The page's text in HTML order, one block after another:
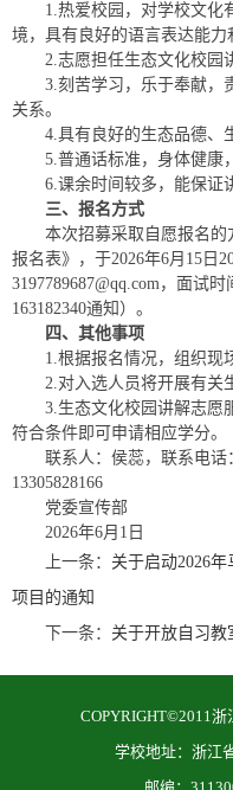
1.热爱校园，对学校文化
境，具有良好的语言表达能力
2.志愿担任生态文化校园
3.刻苦学习，乐于奉献，
关系。
4.具有良好的生态品德、
5.普通话标准，身体健康
6.课余时间较多，能保证
三、报名方式
本次招募采取自愿报名
报名表》，于2026年6月15日
3197789687@qq.com，面试
163182340通知）。
四、其他事项
1.根据报名情况，组织现
2.对入选人员将开展有关
3.生态文化校园讲解志愿
符合条件即可申请相应学分。
联系人：侯蕊，联系电话
13305828166
党委宣传部
2026年6月1日
上一条： 关于启动2026
项目的通知
下一条： 关于开放自习教
COPYRIGHT©2011浙
学校地址：浙江